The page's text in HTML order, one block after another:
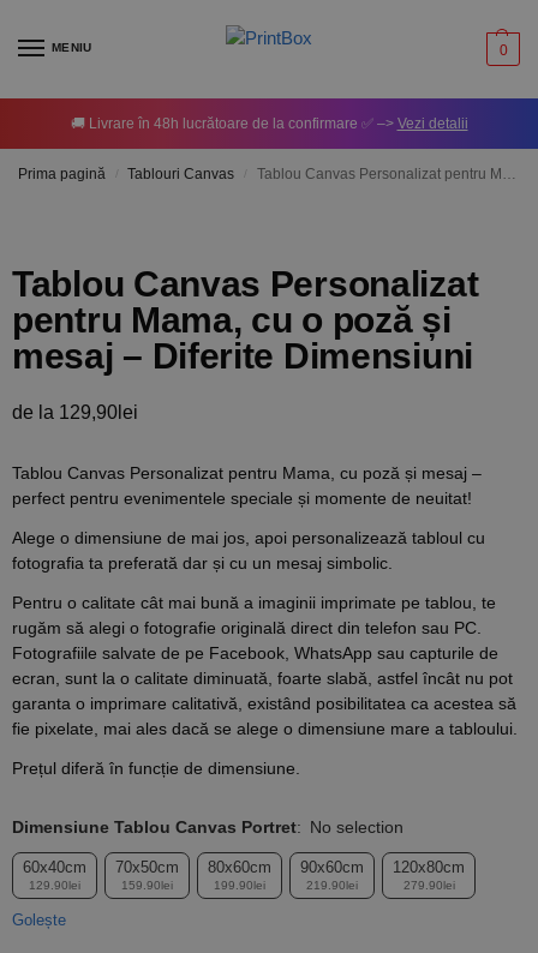
MENIU 0
🚚 Livrare în 48h lucrătoare de la confirmare ✅ –> Vezi detalii
Prima pagină Tablouri Canvas Tablou Canvas Personalizat pentru Mama, cu o poză și mesaj – Diferite Dimensiuni
Tablou Canvas Personalizat
pentru Mama, cu o poză și
mesaj – Diferite Dimensiuni
de la 129,90 lei
Tablou Canvas Personalizat pentru Mama, cu poză și mesaj –
perfect pentru evenimentele speciale și momente de neuitat!
Alege o dimensiune de mai jos, apoi personalizează tabloul cu
fotografia ta preferată dar și cu un mesaj simbolic.
Pentru o calitate cât mai bună a imaginii imprimate pe tablou, te
rugăm să alegi o fotografie originală direct din telefon sau PC.
Fotografiile salvate de pe Facebook, WhatsApp sau capturile de
ecran, sunt la o calitate diminuată, foarte slabă, astfel încât nu pot
garanta o imprimare calitativă, existând posibilitatea ca acestea să
fie pixelate, mai ales dacă se alege o dimensiune mare a tabloului.
Prețul diferă în funcție de dimensiune.
Dimensiune Tablou Canvas Portret: No selection
60x40cm
129.90lei
70x50cm
159.90lei
80x60cm
199.90lei
90x60cm
219.90lei
120x80cm
279.90lei
Golește